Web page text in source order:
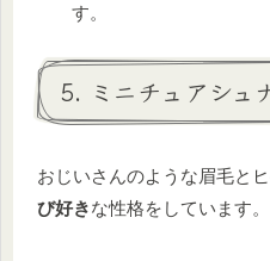
す。
5. ミニチュアシュ
おじいさんのような眉毛と
び好きな性格をしています。